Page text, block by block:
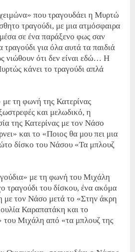
που τραγουδάει η Μυρτώ
τραγούδι, με μια ατμόσφαιρα
σε ένα παράξενο φως σαν
για όλα αυτά τα παιδιά
νιώθουν ότι δεν είναι εδώ… Η
κάνει το τραγούδι απλά
τη φωνή της Κατερίνας
και μελωδικό, η
της Κατερίνας με τον Νάσο
και το «Ποιος θα μου πει μια
δίσκο του Νάσου «Τα μπλουζ
με τη φωνή του Μιχάλη
τραγούδι του δίσκου, ένα ακόμα
με τον Νάσο μετά το «Στην άκρη
Καραπατάκη και το
του Μιχάλη από «τα μπλουζ της